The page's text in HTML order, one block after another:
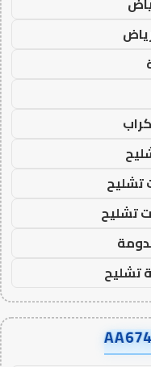
تشليح
تشليح
تشليح